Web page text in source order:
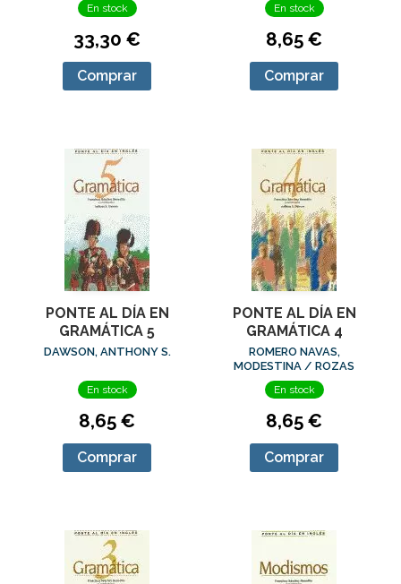
En stock
33,30 €
Comprar
En stock
8,65 €
Comprar
PONTE AL DÍA EN
GRAMÁTICA 5
DAWSON, ANTHONY S.
En stock
8,65 €
Comprar
PONTE AL DÍA EN
GRAMÁTICA 4
ROMERO NAVAS,
MODESTINA / ROZAS
MANCHA, ISABEL
En stock
8,65 €
Comprar